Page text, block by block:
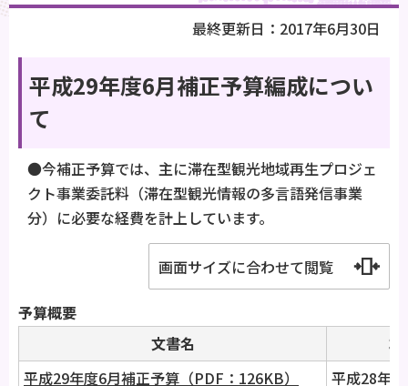
す
最終更新日：2017年6月30日
平成29年度6月補正予算編成につい
て
●今補正予算では、主に滞在型観光地域再生プロジェ
クト事業委託料（滞在型観光情報の多言語発信事業
分）に必要な経費を計上しています。
画面サイズに合わせて閲覧
予算概要
文書名
コ
平成29年度6月補正予算（PDF：126KB）
平成28年